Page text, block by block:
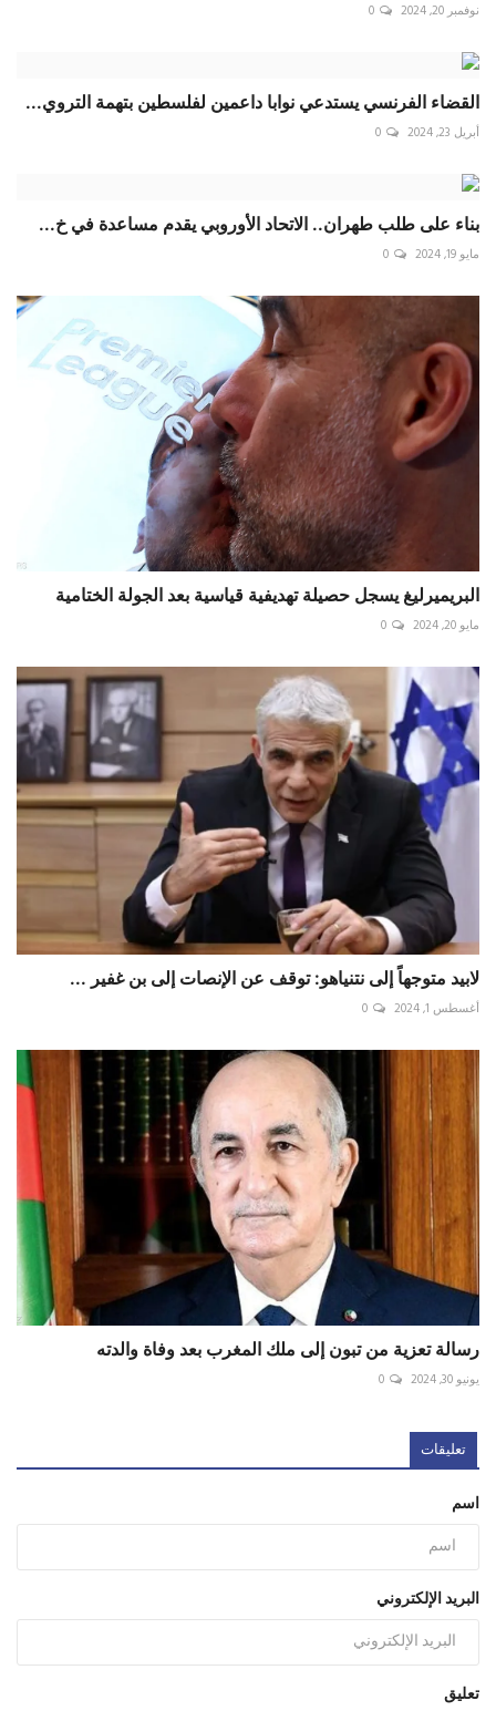
نوفمبر 20, 2024 0
القضاء الفرنسي يستدعي نوابا داعمين لفلسطين بتهمة التروي...
أبريل 23, 2024 0
‏بناء على طلب طهران.. الاتحاد الأوروبي يقدم مساعدة في خ...
مايو 19, 2024 0
البريميرليغ يسجل حصيلة تهديفية قياسية بعد الجولة الختامية
مايو 20, 2024 0
لابيد متوجهاً إلى نتنياهو: توقف عن الإنصات إلى بن غفير ...
أغسطس 1, 2024 0
رسالة تعزية من تبون إلى ملك المغرب بعد وفاة والدته
يونيو 30, 2024 0
تعليقات
اسم
البريد الإلكتروني
تعليق